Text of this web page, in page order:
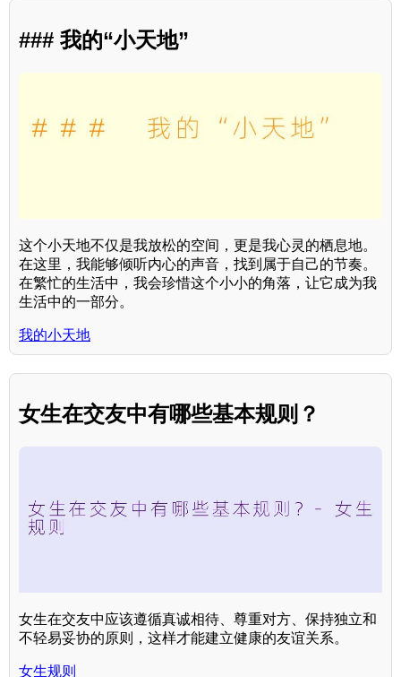
### 我的“小天地”
这个小天地不仅是我放松的空间，更是我心灵的栖息地。
在这里，我能够倾听内心的声音，找到属于自己的节奏。
在繁忙的生活中，我会珍惜这个小小的角落，让它成为我
生活中的一部分。
我的小天地
女生在交友中有哪些基本规则？
女生在交友中应该遵循真诚相待、尊重对方、保持独立和
不轻易妥协的原则，这样才能建立健康的友谊关系。
女生规则